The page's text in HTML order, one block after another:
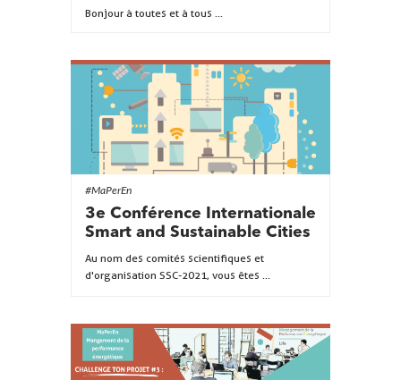
Bonjour à toutes et à tous ...
#MaPerEn
3e Conférence Internationale
Smart and Sustainable Cities
Au nom des comités scientifiques et
d'organisation SSC-2021, vous êtes ...